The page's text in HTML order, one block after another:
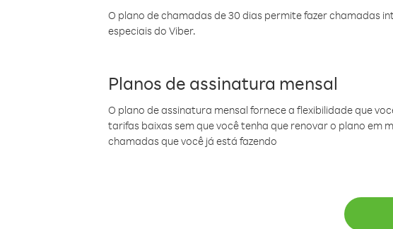
O plano de chamadas de 30 dias permite fazer chamadas
especiais do Viber.
Planos de assinatura mensal
O plano de assinatura mensal fornece a flexibilidade que
tarifas baixas sem que você tenha que renovar o plano em
chamadas que você já está fazendo